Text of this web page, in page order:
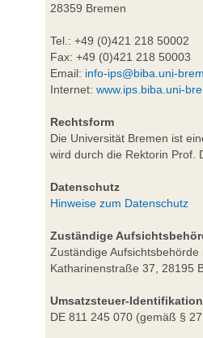
28359 Bremen
Tel.: +49 (0)421 218 50002
Fax: +49 (0)421 218 50003
Email: info-ips@biba.uni-
Internet:www.ips.biba.uni-
Rechtsform
Die Universität Bremen ist
wird durch die Rektorin Prof.
Datenschutz
Hinweise zum Datenschutz
Zuständige
Zuständige
Katharinenstraße 37, 28195
Umsatzsteuer-
DE 811 245 070 (gemäß §